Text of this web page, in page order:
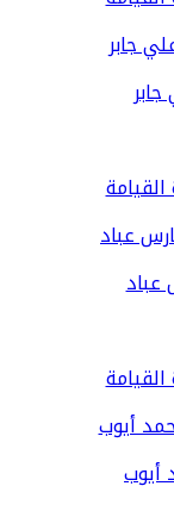
عباد
أيوب